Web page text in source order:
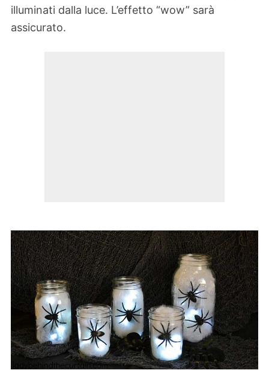
illuminati dalla luce. L’effetto “wow” sarà
assicurato.